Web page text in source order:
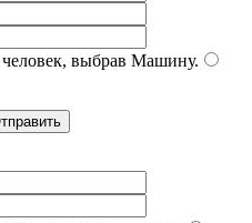
выбрав Машину.